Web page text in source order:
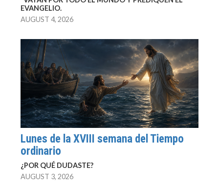
EVANGELIO.
AUGUST 4, 2026
Lunes de la XVIII semana del Tiempo
ordinario
¿POR QUÉ DUDASTE?
AUGUST 3, 2026